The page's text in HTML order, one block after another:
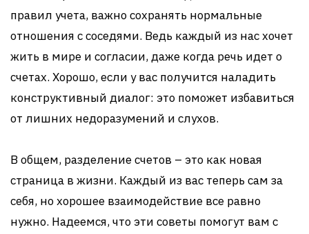
правил учета, важно сохранять нормальные
отношения с соседями. Ведь каждый из нас хочет
жить в мире и согласии, даже когда речь идет о
счетах. Хорошо, если у вас получится наладить
конструктивный диалог: это поможет избавиться
от лишних недоразумений и слухов.
В общем, разделение счетов – это как новая
страница в жизни. Каждый из вас теперь сам за
себя, но хорошее взаимодействие все равно
нужно. Надеемся, что эти советы помогут вам с